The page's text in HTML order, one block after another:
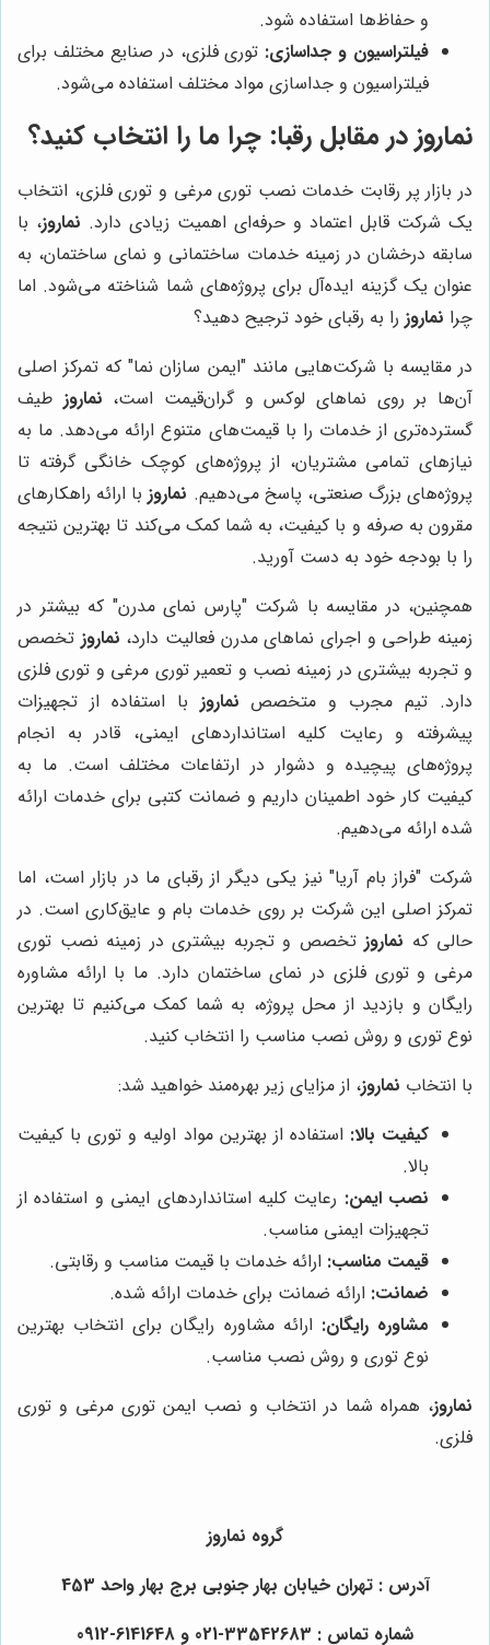
و حفاظ‌ها استفاده شود.
فیلتراسیون و جداسازی: توری فلزی، در صنایع مختلف برای
فیلتراسیون و جداسازی مواد مختلف استفاده می‌شود.
نماروزدر مقابل رقبا: چرا ما را انتخاب کنید؟
در بازار پر رقابت خدمات نصب توری مرغی و توری فلزی، انتخاب
یک شرکت قابل اعتماد و حرفه‌ای اهمیت زیادی دارد. نماروز، با
سابقه درخشان در زمینه خدمات ساختمانی و نمای ساختمان، به
عنوان یک گزینه ایده‌آل برای پروژه‌های شما شناخته می‌شود. اما
چرا نماروز را به رقبای خود ترجیح دهید؟
در مقایسه با شرکت‌هایی مانند "ایمن سازان نما" که تمرکز اصلی
آن‌ها بر روی نماهای لوکس و گران‌قیمت است، نماروز طیف
گسترده‌تری از خدمات را با قیمت‌های متنوع ارائه می‌دهد. ما به
نیازهای تمامی مشتریان، از پروژه‌های کوچک خانگی گرفته تا
پروژه‌های بزرگ صنعتی، پاسخ می‌دهیم. نماروز با ارائه راهکارهای
مقرون به صرفه و با کیفیت، به شما کمک می‌کند تا بهترین نتیجه
را با بودجه خود به دست آورید.
همچنین، در مقایسه با شرکت "پارس نمای مدرن" که بیشتر در
زمینه طراحی و اجرای نماهای مدرن فعالیت دارد، نماروز تخصص
و تجربه بیشتری در زمینه نصب و تعمیر توری مرغی و توری فلزی
دارد. تیم مجرب و متخصص نماروز با استفاده از تجهیزات
پیشرفته و رعایت کلیه استانداردهای ایمنی، قادر به انجام
پروژه‌های پیچیده و دشوار در ارتفاعات مختلف است. ما به
کیفیت کار خود اطمینان داریم و ضمانت کتبی برای خدمات ارائه
شده ارائه می‌دهیم.
شرکت "فراز بام آریا" نیز یکی دیگر از رقبای ما در بازار است، اما
تمرکز اصلی این شرکت بر روی خدمات بام و عایق‌کاری است. در
حالی که نماروز تخصص و تجربه بیشتری در زمینه نصب توری
مرغی و توری فلزی در نمای ساختمان دارد. ما با ارائه مشاوره
رایگان و بازدید از محل پروژه، به شما کمک می‌کنیم تا بهترین
نوع توری و روش نصب مناسب را انتخاب کنید.
با انتخاب نماروز، از مزایای زیر بهره‌مند خواهید شد:
کیفیت بالا: استفاده از بهترین مواد اولیه و توری با کیفیت
بالا.
نصب ایمن: رعایت کلیه استانداردهای ایمنی و استفاده از
تجهیزات ایمنی مناسب.
قیمت مناسب: ارائه خدمات با قیمت مناسب و رقابتی.
ضمانت: ارائه ضمانت برای خدمات ارائه شده.
مشاوره رایگان: ارائه مشاوره رایگان برای انتخاب بهترین
نوع توری و روش نصب مناسب.
نماروز، همراه شما در انتخاب و نصب ایمن توری مرغی و توری
فلزی.
گروه نماروز
آدرس : تهران خیابان بهار جنوبی برج بهار واحد 453
شماره تماس : 33542683-021 و 6141648-0912